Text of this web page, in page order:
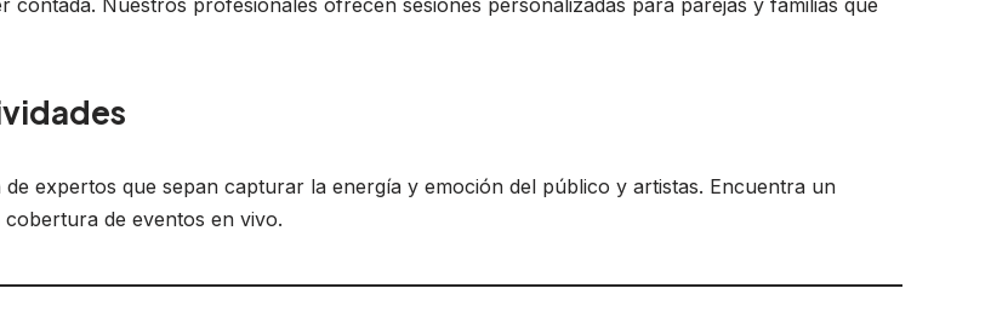
expertos que sepan capturar la energía y emoción del público y artistas. Encuentra un
de eventos en vivo.